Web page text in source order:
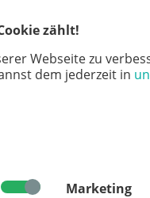
zählt!
Webseite zu
dem jederzeit in
Marketing